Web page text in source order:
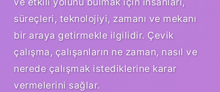
süreçleri, teknolojiyi, zamanı ve mekanı
bir araya getirmekle ilgilidir. Çevik
çalışma, çalışanların ne zaman, nasıl ve
nerede çalışmak istediklerine karar
vermelerini sağlar.